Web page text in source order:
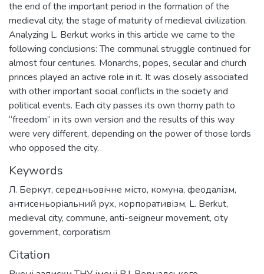
the end of the important period in the formation of the
medieval city, the stage of maturity of medieval civilization.
Analyzing L. Berkut works in this article we came to the
following conclusions: The communal struggle continued for
almost four centuries. Monarchs, popes, secular and church
princes played an active role in it. It was closely associated
with other important social conflicts in the society and
political events. Each city passes its own thorny path to
“freedom” in its own version and the results of this way
were very different, depending on the power of those lords
who opposed the city.
Keywords
Л. Беркут, середньовічне місто, комуна, феодалізм,
антисеньоріальний рух, корпоративізм, L. Berkut,
medieval city, commune, anti-seigneur movement, city
government, corporatism
Citation